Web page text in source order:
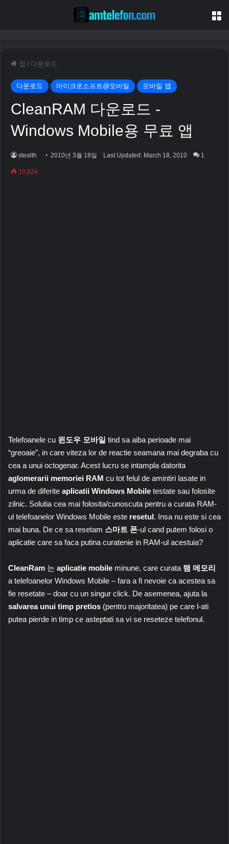
집 / 다운로드
다운로드 마이크로소프트@모바일 모바일 앱
CleanRAM 다운로드 -
Windows Mobile용 무료 앱
stealth 2010년 3월 18일 Last Updated: March 18, 2010 1
10,824
Telefoanele cu 윈도우 모바일 tind sa aiba perioade mai
“greoaie”, in care viteza lor de reactie seamana mai degraba cu
cea a unui octogenar. Acest lucru se intampla datorita
aglomerarii memoriei RAM cu tot felul de amintiri lasate in
urma de diferite aplicatii Windows Mobile testate sau folosite
zilnic. Solutia cea mai folosita/cunoscuta pentru a curata RAM-
ul telefoanelor Windows Mobile este resetul. Insa nu este si cea
mai buna. De ce sa resetam 스마트 폰-ul cand putem folosi o
aplicatie care sa faca putina curatenie in RAM-ul acestuia?
CleanRam 는 aplicatie mobile minune, care curata 램 메모리
a telefoanelor Windows Mobile – fara a fi nevoie ca acestea sa
fie resetate – doar cu un singur click. De asemenea, ajuta la
salvarea unui timp pretios (pentru majoritatea) pe care l-ati
putea pierde in timp ce asteptati sa vi se reseteze telefonul.